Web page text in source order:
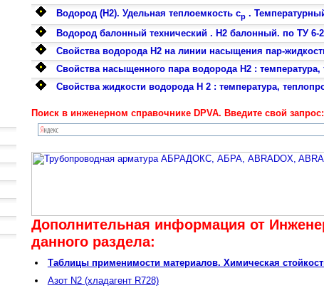
Водород (H2). Удельная теплоемкость cp .
Водород балонный технический . H2 балонный. по ТУ 6-
Свойства водорода H2 на линии насыщения пар-
Свойства насыщенного пара водорода H2 :
Свойства жидкости водорода H 2 : температура,
Поиск в инженерном справочнике DPVA. Введите свой запрос:
Дополнительная информация от
данного раздела:
Таблицы применимости материалов. Химическая
Азот N2 (хладагент R728)